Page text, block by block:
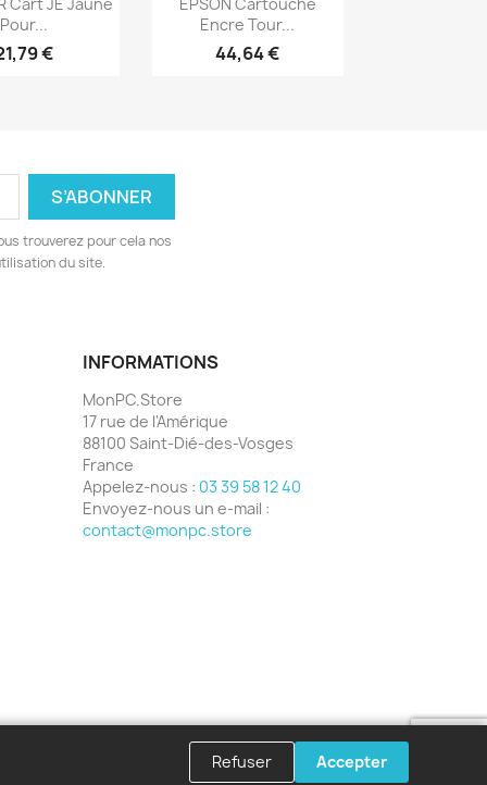
Pour...
€
Encre Tour...
44,64 €
trouverez pour cela nos
du site.
INFORMATIONS
MonPC.Store
17 rue de l'Amérique
88100 Saint-Dié-des-Vosges
France
Appelez-nous : 03 39 58 12 40
Envoyez-nous un e-mail :
contact@monpc.store
Refuser Accepter